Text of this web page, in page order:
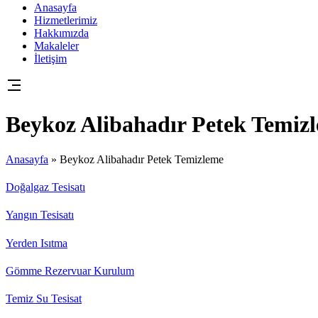
Anasayfa
Hizmetlerimiz
Hakkımızda
Makaleler
İletişim
Beykoz Alibahadır Petek
Anasayfa » Beykoz Alibahadır Petek Temizleme
Doğalgaz Tesisatı
Yangın Tesisatı
Yerden Isıtma
Gömme Rezervuar Kurulum
Temiz Su Tesisat